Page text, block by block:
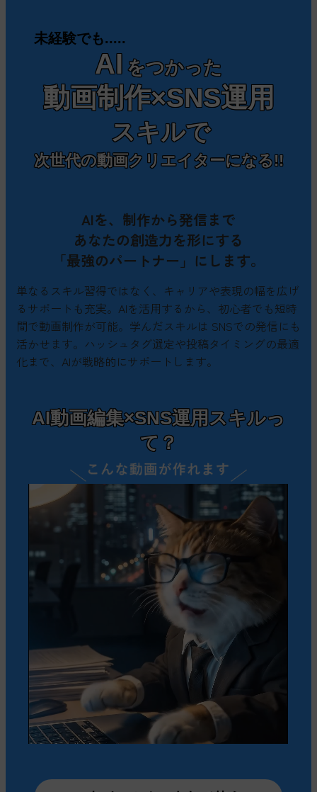
未経験でも.....
AI をつかった
動画制作×SNS運用
スキルで
次世代の動画クリエイターになる!!
AIを、制作から発信まで
あなたの創造力を形にする
「最強のパートナー」にします。
単なるスキル習得ではなく、キャリアや表現の幅を広げ
るサポートも充実。AIを活用するから、初心者でも短時
間で動画制作が可能。学んだスキルは SNSでの発信にも
活かせます。ハッシュタグ選定や投稿タイミングの最適
化まで、AIが戦略的にサポートします。
AI動画編集×SNS運用 スキルっ
て？